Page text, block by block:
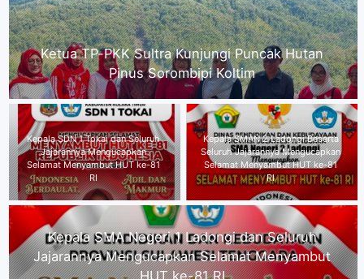
Kepala SDN 1 Tokai dan Seluruh Jajarannya
Mengucapkan Selamat Menyambut HUT ke-81 RI
Kepala SMAN 2 Ladongi Beserta
Seluruh Jajarannya Mengucapkan
Selamat Menyambut HUT ke-81
RI
Kepala SMA Negeri 1 Ladongi
dan Seluruh Jajarannya
Mengucapkan Selamat
Menyambut HUT ke-81 RI
TPP PKK Koltim Kunjungi KWT Wiawia Sebagai